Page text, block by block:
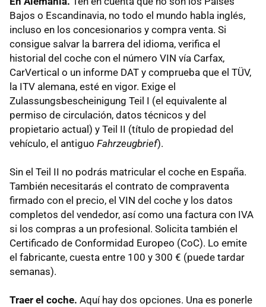
Bajos o Escandinavia, no todo el mundo habla inglés,
incluso en los concesionarios y compra venta. Si
consigue salvar la barrera del idioma, verifica el
historial del coche con el número VIN vía Carfax,
CarVertical o un informe DAT y comprueba que el TÜV,
la ITV alemana, esté en vigor. Exige el
Zulassungsbescheinigung Teil I (el equivalente al
permiso de circulación, datos técnicos y del
propietario actual) y Teil II (título de propiedad del
vehículo, el antiguo Fahrzeugbrief).
Sin el Teil II no podrás matricular el coche en España.
También necesitarás el contrato de compraventa
firmado con el precio, el VIN del coche y los datos
completos del vendedor, así como una factura con IVA
si los compras a un profesional. Solicita también el
Certificado de Conformidad Europeo (CoC). Lo emite
el fabricante, cuesta entre 100 y 300 € (puede tardar
semanas).
Traer el coche. Aquí hay dos opciones. Una es ponerle